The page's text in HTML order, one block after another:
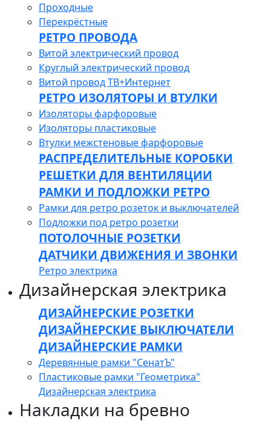
Проходные
Перекрёстные
РЕТРО ПРОВОДА
Витой электрический провод
Круглый электрический провод
Витой провод ТВ+Интернет
РЕТРО ИЗОЛЯТОРЫ И ВТУЛКИ
Изоляторы фарфоровые
Изоляторы пластиковые
Втулки межстеновые фарфоровые
РАСПРЕДЕЛИТЕЛЬНЫЕ КОРОБКИ
РЕШЕТКИ ДЛЯ ВЕНТИЛЯЦИИ
РАМКИ И ПОДЛОЖКИ РЕТРО
Рамки для ретро розеток и выключателей
Подложки под ретро розетки
ПОТОЛОЧНЫЕ РОЗЕТКИ
ДАТЧИКИ ДВИЖЕНИЯ И ЗВОНКИ
Ретро электрика
Дизайнерская электрика
ДИЗАЙНЕРСКИЕ РОЗЕТКИ
ДИЗАЙНЕРСКИЕ ВЫКЛЮЧАТЕЛИ
ДИЗАЙНЕРСКИЕ РАМКИ
Деревянные рамки "СенатЪ"
Пластиковые рамки "Геометрика"
Дизайнерская электрика
Накладки на бревно